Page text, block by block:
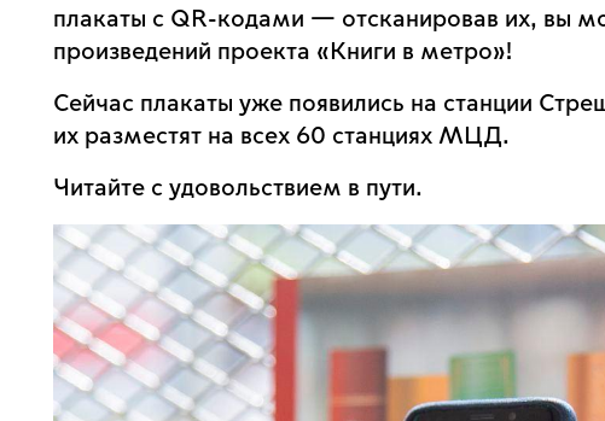
плакаты с QR-кодами — отсканировав их, вы
произведений проекта «Книги в метро»!
Сейчас плакаты уже появились на станции
их разместят на всех 60 станциях МЦД.
Читайте с удовольствием в пути.